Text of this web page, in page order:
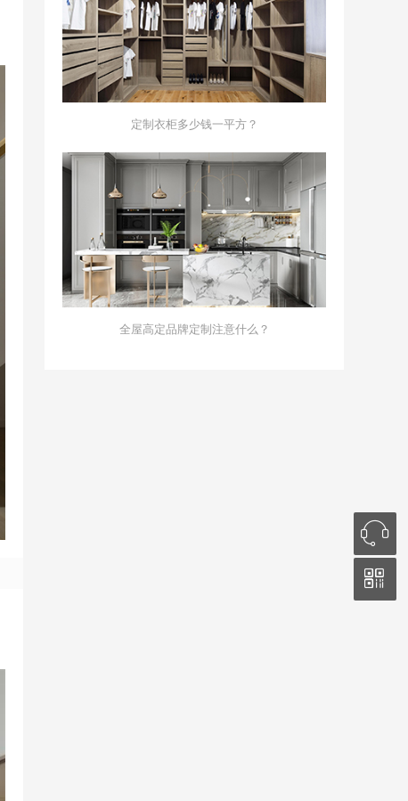
定制衣柜多少钱一平方？
全屋高定品牌定制注意什么？